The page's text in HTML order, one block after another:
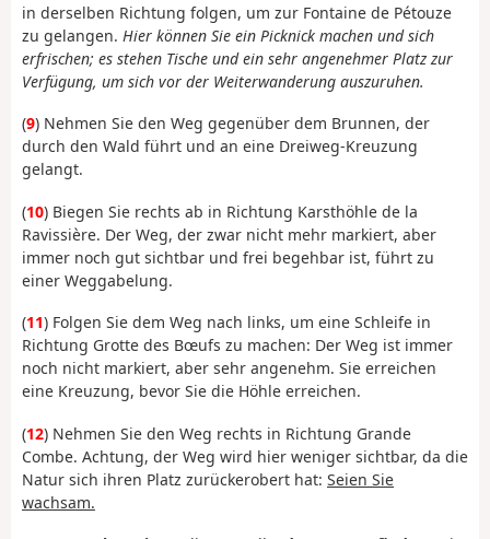
in derselben Richtung folgen, um zur Fontaine de Pétouze
zu gelangen. Hier können Sie ein Picknick machen und sich
erfrischen; es stehen Tische und ein sehr angenehmer Platz zur
Verfügung, um sich vor der Weiterwanderung auszuruhen.
(9) Nehmen Sie den Weg gegenüber dem Brunnen, der
durch den Wald führt und an eine Dreiweg-Kreuzung
gelangt.
(10) Biegen Sie rechts ab in Richtung Karsthöhle de la
Ravissière. Der Weg, der zwar nicht mehr markiert, aber
immer noch gut sichtbar und frei begehbar ist, führt zu
einer Weggabelung.
(11) Folgen Sie dem Weg nach links, um eine Schleife in
Richtung Grotte des Bœufs zu machen: Der Weg ist immer
noch nicht markiert, aber sehr angenehm. Sie erreichen
eine Kreuzung, bevor Sie die Höhle erreichen.
(12) Nehmen Sie den Weg rechts in Richtung Grande
Combe. Achtung, der Weg wird hier weniger sichtbar, da die
Natur sich ihren Platz zurückerobert hat: Seien Sie
wachsam.